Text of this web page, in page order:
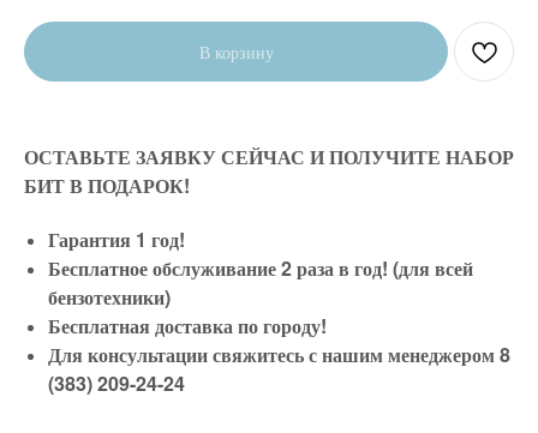
В корзину
ОСТАВЬТЕ ЗАЯВКУ СЕЙЧАС И ПОЛУЧИТЕ НАБОР
БИТ В ПОДАРОК!
Гарантия 1 год!
Бесплатное обслуживание 2 раза в год! (для всей
бензотехники)
Бесплатная доставка по городу!
Для консультации свяжитесь с нашим менеджером 8
(383) 209-24-24